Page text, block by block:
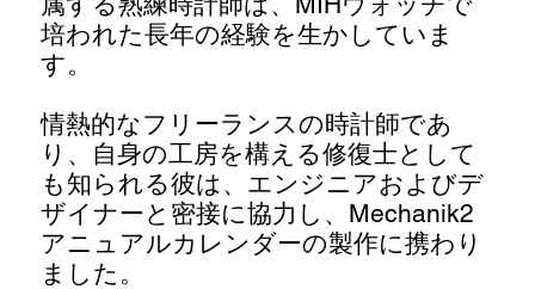
培われた長年の経験を生かしていま
す。
情熱的なフリーランスの時計師であ
り、自身の工房を構える修復士として
も知られる彼は、エンジニアおよびデ
ザイナーと密接に協力し、Mechanik2
アニュアルカレンダーの製作に携わり
ました。